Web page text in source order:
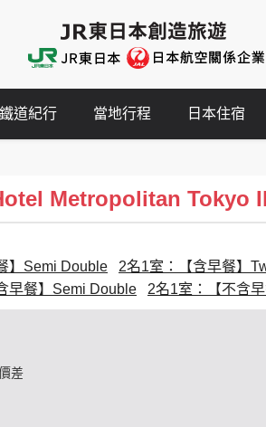
鐵道紀行 當地行程 日本住宿
Metropolitan Tokyo
】Semi Double 2名1室：【含早餐】
早餐】Semi Double 2名1室：【不含
差